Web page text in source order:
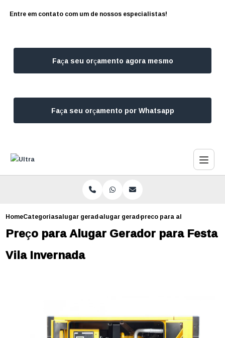
Entre em contato com um de nossos especialistas!
Faça seu orçamento agora mesmo
Faça seu orçamento por Whatsapp
HomeCategoriasalugar geradoresalugar gerador de energia
preco para alugar
Preço para Alugar Gerador para Festa
Vila Invernada